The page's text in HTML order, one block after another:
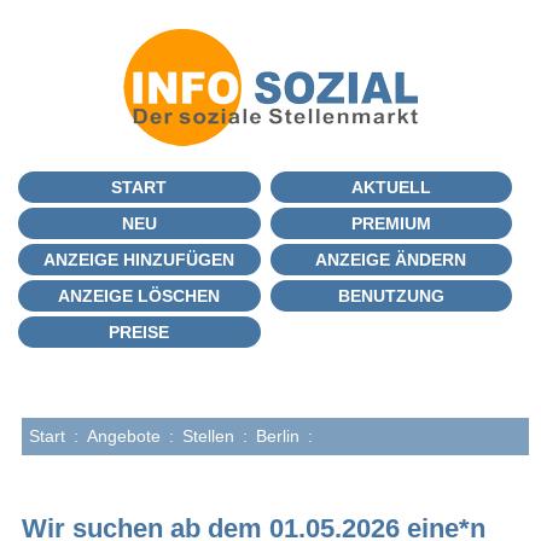
START
AKTUELL
NEU
PREMIUM
ANZEIGE HINZUFÜGEN
ANZEIGE ÄNDERN
ANZEIGE LÖSCHEN
BENUTZUNG
PREISE
Start : Angebote : Stellen : Berlin :
Wir suchen ab dem 01.05.2026 eine*n